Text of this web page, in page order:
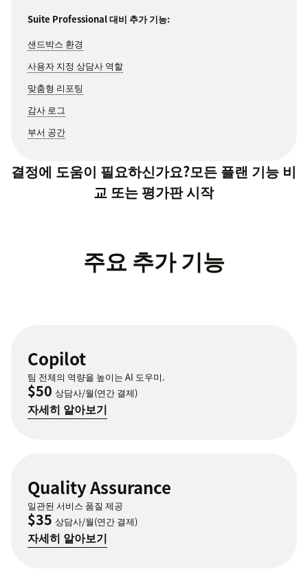
Suite Professional 대비 추가 기능:
샌드박스 환경
사용자 지정 상담사 역할
맞춤형 리포팅
감사 로그
부서 공간
결정에 도움이 필요하신가요?모든 플랜 기능 비
교 또는 평가판 시작
주요 추가 기능
Copilot
팀 전체의 역량을 높이는 AI 도우미.
$50 상담사/월(연간 결제)
자세히 알아보기
Quality Assurance
일관된 서비스 품질 제공
$35 상담사/월(연간 결제)
자세히 알아보기